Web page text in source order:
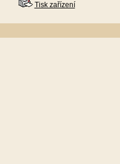
Tisk zařízení